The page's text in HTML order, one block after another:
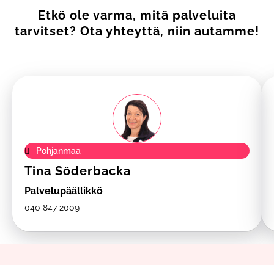
Etkö ole varma, mitä palveluita
tarvitset? Ota yhteyttä, niin autamme!
Pohjanmaa
Tina Söderbacka
Palvelupäällikkö
040 847 2009